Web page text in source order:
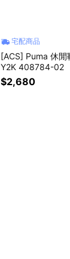
宅配商品
[ACS] Puma 休
Y2K 408784-02
$2,680